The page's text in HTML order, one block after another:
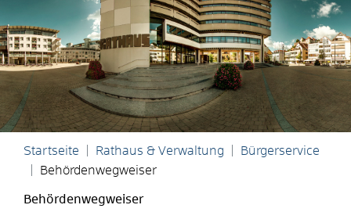
Startseite Rathaus & Verwaltung
Bürgerservice
Behördenwegweiser
Behördenwegweiser